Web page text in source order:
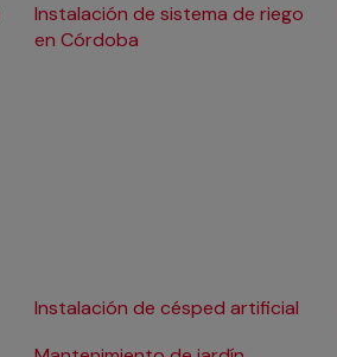
Instalación de sistema de riego
en Córdoba
Instalación de césped artificial